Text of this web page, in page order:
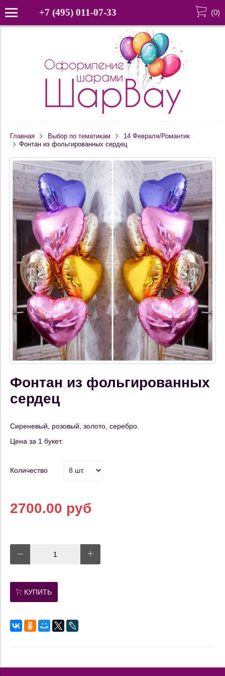
+7 (495) 011-07-33 (0)
Главная Выбор по тематикам
14 Февраля/Романтик
Фонтан из фольгированных сердец
Фонтан из фольгированных
сердец
Сиреневый, розовый, золото, серебро.
Цена за 1 букет.
Количество
2700.00 руб
КУПИТЬ